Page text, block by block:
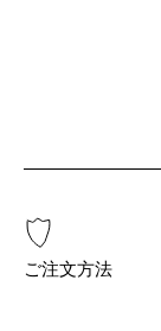
ご注文方法